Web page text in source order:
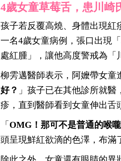
4歲女童草莓舌，患川崎
孩子若反覆高燒、身體出現紅
一名4歲女童病例，張口出現
處紅腫」，讓他高度警戒為「
柳雱邁醫師表示，阿嬤帶女童
好？ 」孩子已在其他診所就
疹，直到醫師看到女童伸出舌
「OMG！那可不是普通的喉
頭呈現鮮紅欲滴的色澤，布滿